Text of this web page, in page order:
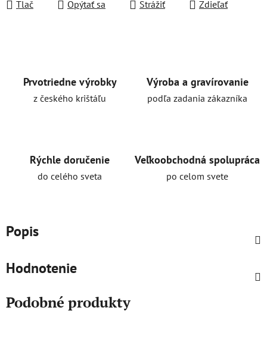
Tlač Opýtať sa Strážiť Zdieľať
Prvotriedne výrobky
z českého krištáľu
Výroba a gravírovanie
podľa zadania zákazníka
Rýchle doručenie
do celého sveta
Veľkoobchodná spolupráca
po celom svete
Popis
Hodnotenie
Podobné produkty